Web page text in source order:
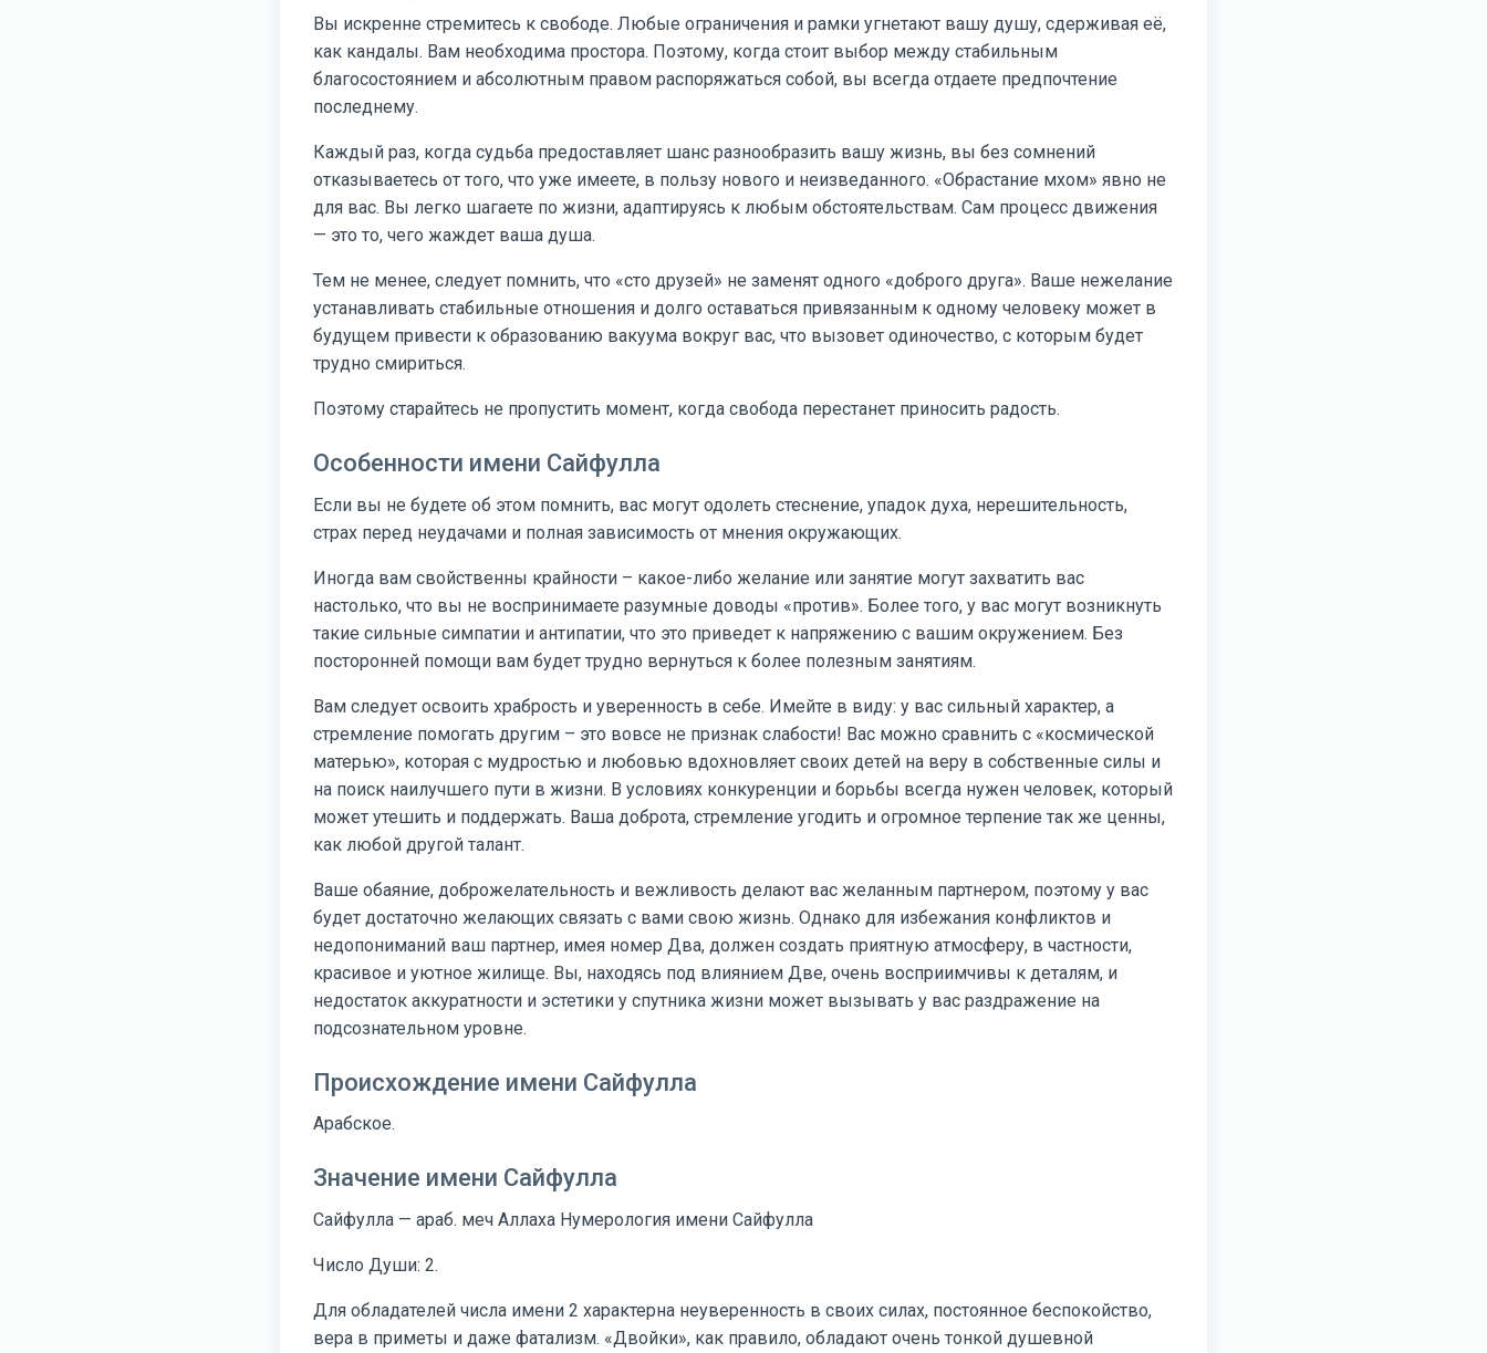
Вы искренне стремитесь к свободе. Любые ограничения и рамки угнетают вашу душу, сдерживая её,
как кандалы. Вам необходима простора. Поэтому, когда стоит выбор между стабильным
благосостоянием и абсолютным правом распоряжаться собой, вы всегда отдаете предпочтение
последнему.
Каждый раз, когда судьба предоставляет шанс разнообразить вашу жизнь, вы без сомнений
отказываетесь от того, что уже имеете, в пользу нового и неизведанного. «Обрастание мхом» явно не
для вас. Вы легко шагаете по жизни, адаптируясь к любым обстоятельствам. Сам процесс движения
— это то, чего жаждет ваша душа.
Тем не менее, следует помнить, что «сто друзей» не заменят одного «доброго друга». Ваше нежелание
устанавливать стабильные отношения и долго оставаться привязанным к одному человеку может в
будущем привести к образованию вакуума вокруг вас, что вызовет одиночество, с которым будет
трудно смириться.
Поэтому старайтесь не пропустить момент, когда свобода перестанет приносить радость.
Особенности имени Сайфулла
Если вы не будете об этом помнить, вас могут одолеть стеснение, упадок духа, нерешительность,
страх перед неудачами и полная зависимость от мнения окружающих.
Иногда вам свойственны крайности – какое-либо желание или занятие могут захватить вас
настолько, что вы не воспринимаете разумные доводы «против». Более того, у вас могут возникнуть
такие сильные симпатии и антипатии, что это приведет к напряжению с вашим окружением. Без
посторонней помощи вам будет трудно вернуться к более полезным занятиям.
Вам следует освоить храбрость и уверенность в себе. Имейте в виду: у вас сильный характер, а
стремление помогать другим – это вовсе не признак слабости! Вас можно сравнить с «космической
матерью», которая с мудростью и любовью вдохновляет своих детей на веру в собственные силы и
на поиск наилучшего пути в жизни. В условиях конкуренции и борьбы всегда нужен человек, который
может утешить и поддержать. Ваша доброта, стремление угодить и огромное терпение так же ценны,
как любой другой талант.
Ваше обаяние, доброжелательность и вежливость делают вас желанным партнером, поэтому у вас
будет достаточно желающих связать с вами свою жизнь. Однако для избежания конфликтов и
недопониманий ваш партнер, имея номер Два, должен создать приятную атмосферу, в частности,
красивое и уютное жилище. Вы, находясь под влиянием Две, очень восприимчивы к деталям, и
недостаток аккуратности и эстетики у спутника жизни может вызывать у вас раздражение на
подсознательном уровне.
Происхождение имени Сайфулла
Арабское.
Значение имени Сайфулла
Сайфулла — араб. меч Аллаха Нумерология имени Сайфулла
Число Души: 2.
Для обладателей числа имени 2 характерна неуверенность в своих силах, постоянное беспокойство,
вера в приметы и даже фатализм. «Двойки», как правило, обладают очень тонкой душевной